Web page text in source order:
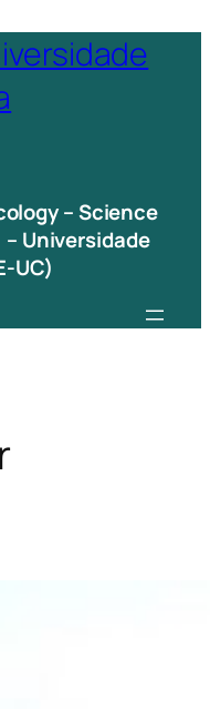
– Science
Universidade
UC)